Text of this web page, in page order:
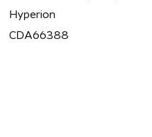
Hyperion
CDA66388